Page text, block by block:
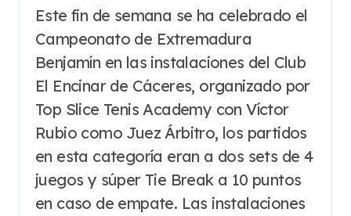
Este fin de semana se ha celebrado el
Campeonato de Extremadura
Benjamín en las instalaciones del Club
El Encinar de Cáceres, organizado por
Top Slice Tenis Academy con Víctor
Rubio como Juez Árbitro, los partidos
en esta categoría eran a dos sets de 4
juegos y súper Tie Break a 10 puntos
en caso de empate. Las instalaciones